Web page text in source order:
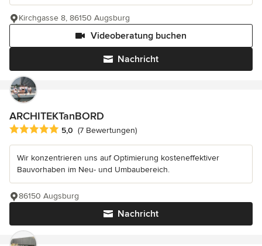
Nachricht
Videoberatung buchen
Kirchgasse 8, 86150 Augsburg
ARCHITEKTanBORD
Durchschnittliche Bewertung: 5 von 5 Sternen
5,0 (7 Bewertungen)
Wir konzentrieren uns auf Optimierung kosteneffektiver
Bauvorhaben im Neu- und Umbaubereich.
Nachricht
86150 Augsburg